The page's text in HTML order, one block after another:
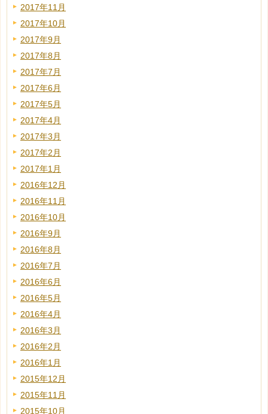
2017年11月
2017年10月
2017年9月
2017年8月
2017年7月
2017年6月
2017年5月
2017年4月
2017年3月
2017年2月
2017年1月
2016年12月
2016年11月
2016年10月
2016年9月
2016年8月
2016年7月
2016年6月
2016年5月
2016年4月
2016年3月
2016年2月
2016年1月
2015年12月
2015年11月
2015年10月